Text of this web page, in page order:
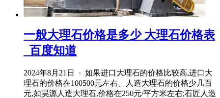
一般大理石价格是多少 大理石价格表
_百度知道
2024年8月21日 · 如果进口大理石的价格比较高,进口大
理石的价格在100500元左右。人造大理石的价格少几百
元,如昊源人造大理石,价格在250元/平方米左右;石匠人造